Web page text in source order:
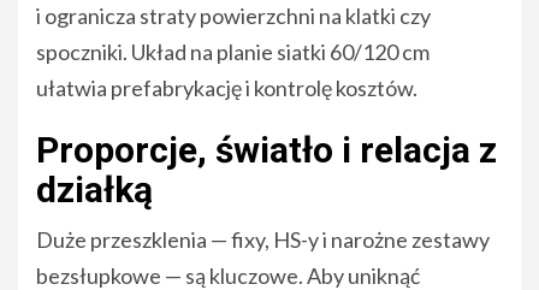
i ogranicza straty powierzchni na klatki czy
spoczniki. Układ na planie siatki 60/120 cm
ułatwia prefabrykację i kontrolę kosztów.
Proporcje, światło i relacja z
działką
Duże przeszklenia — fixy, HS-y i narożne zestawy
bezsłupkowe — są kluczowe. Aby uniknąć